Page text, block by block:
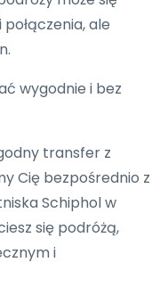
ale
wygodnie i bez
transfer z
Cię bezpośrednio z
Schiphol w
się podróżą,
i